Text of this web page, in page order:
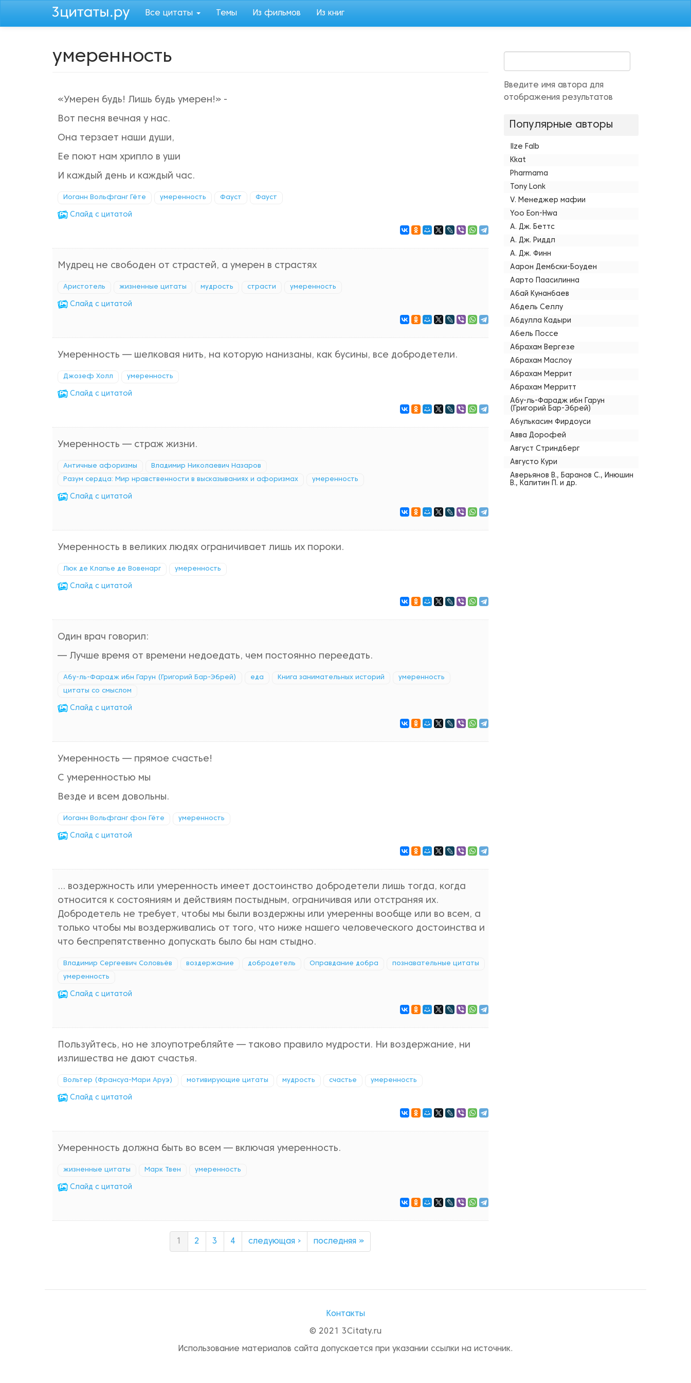
Все цитаты Темы Из фильмов Из книг
умеренность
«Умерен будь! Лишь будь умерен!» -
Вот песня вечная у нас.
Она терзает наши души,
Ее поют нам хрипло в уши
И каждый день и каждый час.
Иоганн Вольфганг Гёте умеренность Фауст Фауст
Cлайд с цитатой
Мудрец не свободен от страстей, а умерен в страстях
Аристотель жизненные цитаты мудрость страсти умеренность
Cлайд с цитатой
Умеренность — шелковая нить, на которую нанизаны, как бусины, все добродетели.
Джозеф Холл умеренность
Cлайд с цитатой
Умеренность — страж жизни.
Античные афоризмы Владимир Николаевич Назаров
Разум сердца: Мир нравственности в высказываниях и афоризмах умеренность
Cлайд с цитатой
Умеренность в великих людях ограничивает лишь их пороки.
Люк де Клапье де Вовенарг умеренность
Cлайд с цитатой
Один врач говорил:
— Лучше время от времени недоедать, чем постоянно переедать.
Абу-ль-Фарадж ибн Гарун (Григорий Бар-Эбрей) еда Книга занимательных историй умеренность
цитаты со смыслом
Cлайд с цитатой
Умеренность — прямое счастье!
С умеренностью мы
Везде и всем довольны.
Иоганн Вольфганг фон Гёте умеренность
Cлайд с цитатой
... воздержность или умеренность имеет достоинство добродетели лишь тогда, когда
относится к состояниям и действиям постыдным, ограничивая или отстраняя их.
Добродетель не требует, чтобы мы были воздержны или умеренны вообще или во всем, а
только чтобы мы воздерживались от того, что ниже нашего человеческого достоинства и
что беспрепятственно допускать было бы нам стыдно.
Владимир Сергеевич Соловьёв воздержание добродетель Оправдание добра познавательные цитаты
умеренность
Cлайд с цитатой
Пользуйтесь, но не злоупотребляйте — таково правило мудрости. Ни воздержание, ни
излишества не дают счастья.
Вольтер (Франсуа-Мари Аруэ) мотивирующие цитаты мудрость счастье умеренность
Cлайд с цитатой
Умеренность должна быть во всем — включая умеренность.
жизненные цитаты Марк Твен умеренность
Cлайд с цитатой
2 3 4 следующая › последняя »
Введите имя автора для
отображения результатов
Популярные авторы
Ilze Falb
Kkat
Pharmama
Tony Lonk
V. Менеджер мафии
Yoo Eon-Hwa
А. Дж. Беттс
А. Дж. Риддл
А. Дж. Финн
Аарон Дембски-Боуден
Аарто Паасилинна
Абай Кунанбаев
Абдель Селлу
Абдулла Кадыри
Абель Поссе
Абрахам Вергезе
Абрахам Маслоу
Абрахам Меррит
Абрахам Мерритт
Абу-ль-Фарадж ибн Гарун
(Григорий Бар-Эбрей)
Абулькасим Фирдоуси
Авва Дорофей
Август Стриндберг
Августо Кури
Аверьянов В., Баранов С., Инюшин
В., Калитин П. и др.
Контакты
© 2021 3Citaty.ru
Использование материалов сайта допускается при указании ссылки на источник.